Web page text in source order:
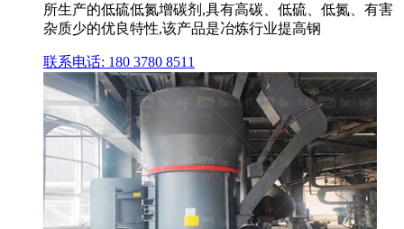
所生产的低硫低氮增碳剂,具有高碳、低硫、低氮、有害
杂质少的优良特性,该产品是冶炼行业提高钢
联系电话: 180 3780 8511